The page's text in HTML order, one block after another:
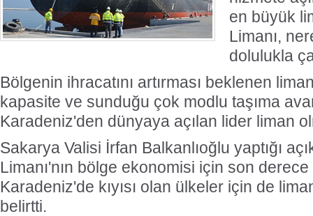
en büyük
Limanı,
dolulukla
Bölgenin ihracatını artırması beklenen
kapasite ve sunduğu çok modlu taşıma
Karadeniz'den dünyaya açılan lider liman
Sakarya Valisi İrfan Balkanlıoğlu yaptığı
Limanı'nın bölge ekonomisi için son
Karadeniz'de kıyısı olan ülkeler için de
belirtti.